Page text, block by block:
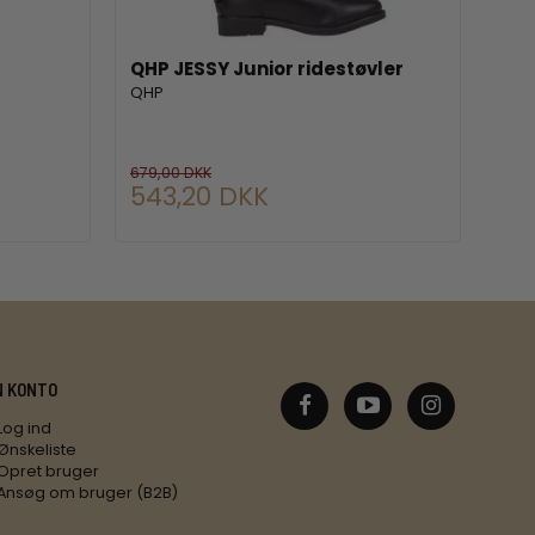
QHP JESSY Junior ridestøvler
QHP
679,00 DKK
543,20 DKK
KONTO
ind
bruger
om bruger (B2B)